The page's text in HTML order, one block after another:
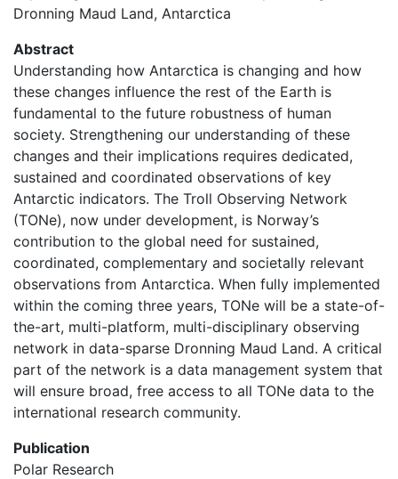
Dronning Maud Land, Antarctica
Abstract
Understanding how Antarctica is changing and how
these changes influence the rest of the Earth is
fundamental to the future robustness of human
society. Strengthening our understanding of these
changes and their implications requires dedicated,
sustained and coordinated observations of key
Antarctic indicators. The Troll Observing Network
(TONe), now under development, is Norway’s
contribution to the global need for sustained,
coordinated, complementary and societally relevant
observations from Antarctica. When fully implemented
within the coming three years, TONe will be a state-of-
the-art, multi-platform, multi-disciplinary observing
network in data-sparse Dronning Maud Land. A critical
part of the network is a data management system that
will ensure broad, free access to all TONe data to the
international research community.
Publication
Polar Research